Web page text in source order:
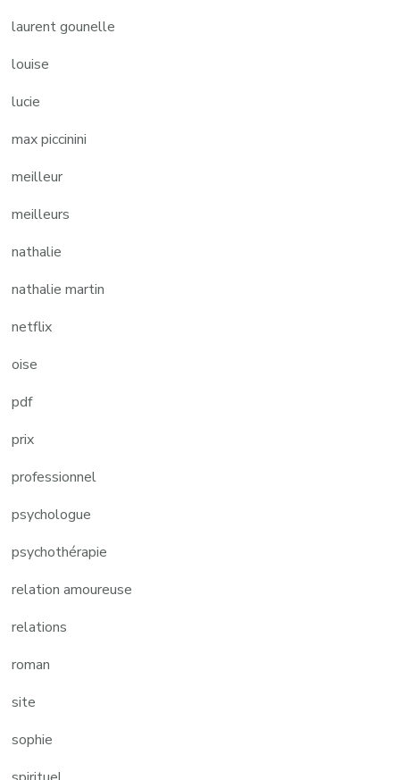
laurent gounelle
louise
lucie
max piccinini
meilleur
meilleurs
nathalie
nathalie martin
netflix
oise
pdf
prix
professionnel
psychologue
psychothérapie
relation amoureuse
relations
roman
site
sophie